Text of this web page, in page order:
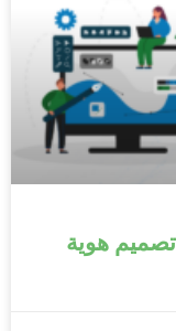
هوية